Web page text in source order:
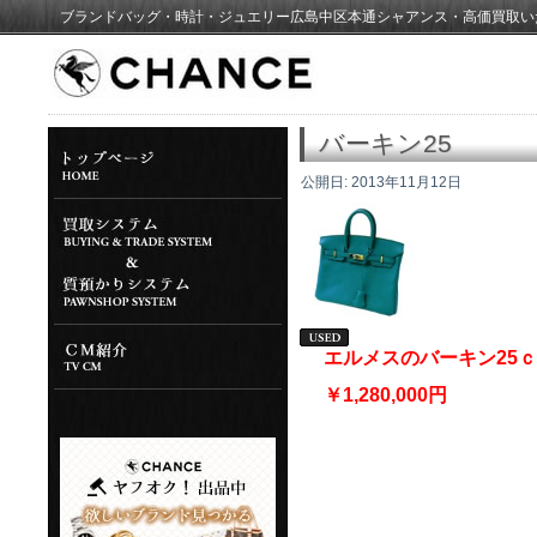
ブランドバッグ・時計・ジュエリー広島中区本通シャアンス・高価買取
バーキン25
公開日: 2013年11月12日
エルメスのバーキン25
￥1,280,000円